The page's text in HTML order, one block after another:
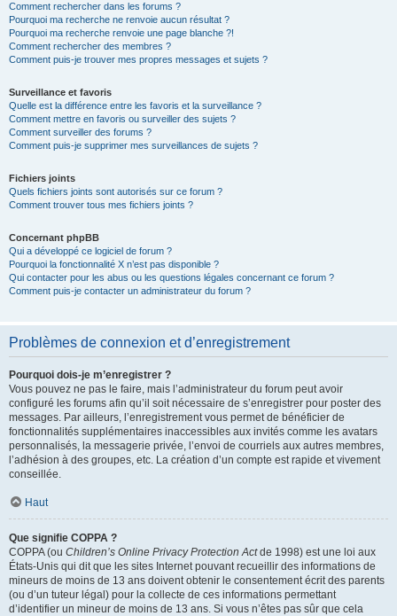
Comment rechercher dans les forums ?
Pourquoi ma recherche ne renvoie aucun résultat ?
Pourquoi ma recherche renvoie une page blanche ?!
Comment rechercher des membres ?
Comment puis-je trouver mes propres messages et sujets ?
Surveillance et favoris
Quelle est la différence entre les favoris et la surveillance ?
Comment mettre en favoris ou surveiller des sujets ?
Comment surveiller des forums ?
Comment puis-je supprimer mes surveillances de sujets ?
Fichiers joints
Quels fichiers joints sont autorisés sur ce forum ?
Comment trouver tous mes fichiers joints ?
Concernant phpBB
Qui a développé ce logiciel de forum ?
Pourquoi la fonctionnalité X n’est pas disponible ?
Qui contacter pour les abus ou les questions légales concernant ce forum ?
Comment puis-je contacter un administrateur du forum ?
Problèmes de connexion et d’enregistrement
Pourquoi dois-je m’enregistrer ?
Vous pouvez ne pas le faire, mais l’administrateur du forum peut avoir
configuré les forums afin qu’il soit nécessaire de s’enregistrer pour poster des
messages. Par ailleurs, l’enregistrement vous permet de bénéficier de
fonctionnalités supplémentaires inaccessibles aux invités comme les avatars
personnalisés, la messagerie privée, l’envoi de courriels aux autres membres,
l’adhésion à des groupes, etc. La création d’un compte est rapide et vivement
conseillée.
Haut
Que signifie COPPA ?
COPPA (ou Children’s Online Privacy Protection Actde 1998) est une loi aux
États-Unis qui dit que les sites Internet pouvant recueillir des informations de
mineurs de moins de 13 ans doivent obtenir le consentement écrit des parents
(ou d’un tuteur légal) pour la collecte de ces informations permettant
d’identifier un mineur de moins de 13 ans. Si vous n’êtes pas sûr que cela